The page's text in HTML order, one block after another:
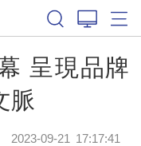
呈現品牌
脈
2023-09-21 17:17:41